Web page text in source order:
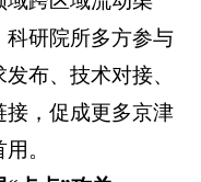
研院所多方参与
布、技术对接、
接，促成更多京津
。